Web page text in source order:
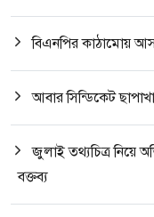
বিএনপির কাঠামোয়
আবার সিন্ডিকেট
জুলাই তথ্যচিত্র নিয়ে
বক্তব্য